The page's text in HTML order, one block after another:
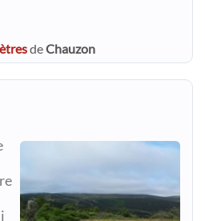
deChauzon